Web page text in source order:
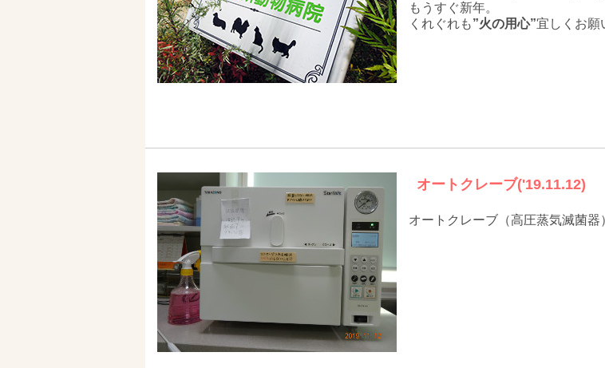
もうすぐ新年。
くれぐれも”火の用心”宜しくお願
オートクレーブ('19.11.12)
オートクレーブ（高圧蒸気滅菌器